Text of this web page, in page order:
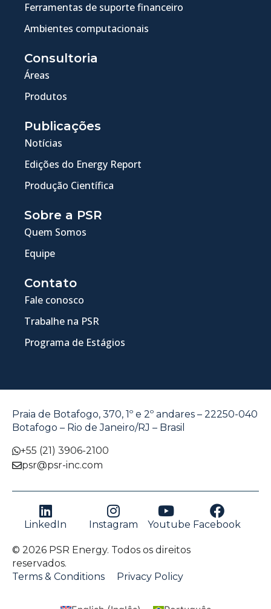
Ferramentas de suporte financeiro
Ambientes computacionais
Consultoria
Áreas
Produtos
Publicações
Notícias
Edições do Energy Report
Produção Científica
Sobre a PSR
Quem Somos
Equipe
Contato
Fale conosco
Trabalhe na PSR
Programa de Estágios
Praia de Botafogo, 370, 1º e 2º andares – 22250-040
Botafogo – Rio de Janeiro/RJ – Brasil
+55 (21) 3906-2100
psr@psr-inc.com
LinkedIn Instagram Youtube Facebook
© 2026 PSR Energy. Todos os direitos
reservados.
Terms & Conditions
Privacy Policy